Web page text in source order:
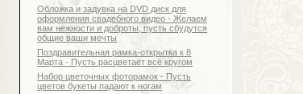
Обложка и задувка на DVD диск для
оформления свадебного видео - Желаем
вам нежности и доброты, пусть сбудутся
общие ваши мечты
Поздравительная рамка-открытка к 8
Марта - Пусть расцветает всё кругом
Набор цветочных фоторамок - Пусть
цветов букеты падают к ногам